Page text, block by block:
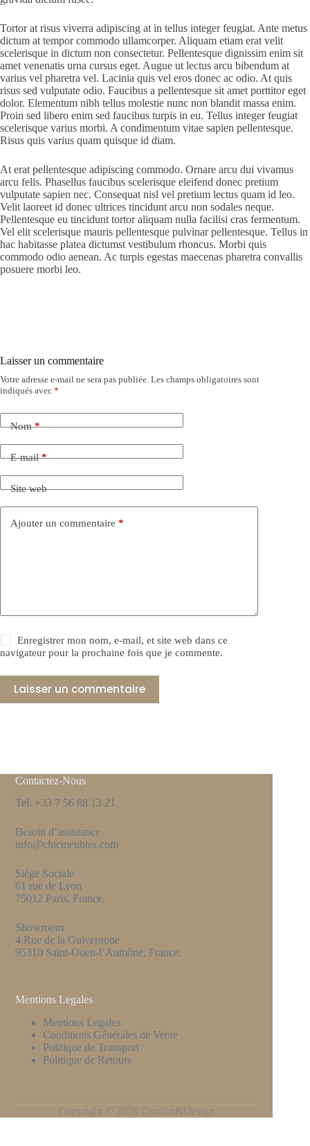
Tortor at risus viverra adipiscing at in tellus integer feugiat. Ante metus
dictum at tempor commodo ullamcorper. Aliquam etiam erat velit
scelerisque in dictum non consectetur. Pellentesque dignissim enim sit
amet venenatis urna cursus eget. Augue ut lectus arcu bibendum at
varius vel pharetra vel. Lacinia quis vel eros donec ac odio. At quis
risus sed vulputate odio. Faucibus a pellentesque sit amet porttitor eget
dolor. Elementum nibh tellus molestie nunc non blandit massa enim.
Proin sed libero enim sed faucibus turpis in eu. Tellus integer feugiat
scelerisque varius morbi. A condimentum vitae sapien pellentesque.
Risus quis varius quam quisque id diam.
At erat pellentesque adipiscing commodo. Ornare arcu dui vivamus
arcu felis. Phasellus faucibus scelerisque eleifend donec pretium
vulputate sapien nec. Consequat nisl vel pretium lectus quam id leo.
Velit laoreet id donec ultrices tincidunt arcu non sodales neque.
Pellentesque eu tincidunt tortor aliquam nulla facilisi cras fermentum.
Vel elit scelerisque mauris pellentesque pulvinar pellentesque. Tellus in
hac habitasse platea dictumst vestibulum rhoncus. Morbi quis
commodo odio aenean. Ac turpis egestas maecenas pharetra convallis
posuere morbi leo.
Laisser un commentaire
Votre adresse e-mail ne sera pas publiée. Les champs obligatoires sont
indiqués avec *
Nom*
E-mail*
Site web
Ajouter un commentaire *
Enregistrer mon nom, e-mail, et site web dans ce
navigateur pour la prochaine fois que je commente.
Laisser un commentaire
Contactez-Nous
Tel: +33 7 56 88 13 21
Besoin d’assistance
info@chicmeubles.com
Siège Sociale
61 rue de Lyon
75012 Paris, France.
Showroom
4 Rue de la Guivernone
95310 Saint-Ouen-l’Aumône, France.
Mentions Legales
Mentions Legales
Conditions Générales de Vente
Politique de Transport
Politique de Retours
Copyright © 2026 Confort&Design